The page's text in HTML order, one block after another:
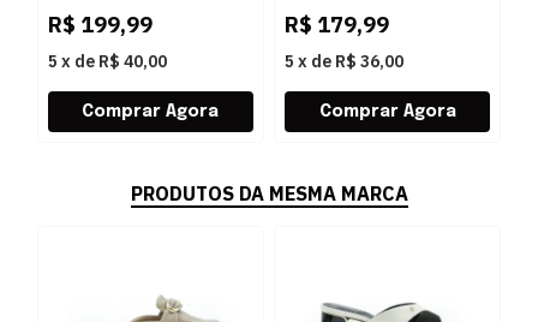
R$ 199,99
5 x de R$ 40,00
R$ 179,99
5 x de R$ 36,00
PRODUTOS DA MESMA MARCA